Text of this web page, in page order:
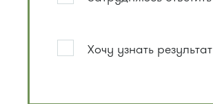
Хочу узнать результат